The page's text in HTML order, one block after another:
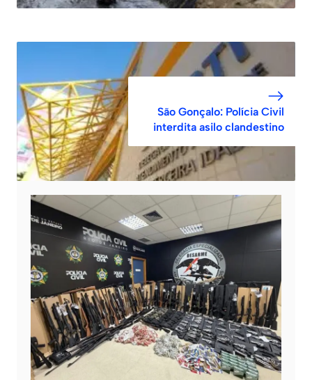
São Gonçalo: Polícia Civil
interdita asilo clandestino